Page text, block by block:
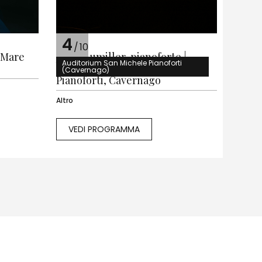
4/10
Auditorium San Michele Pianoforti
(Cavernago)
Jonas Aumiller, pianoforte |
Auditorium San Michele
Pianoforti, Cavernago
Altro
VEDI PROGRAMMA